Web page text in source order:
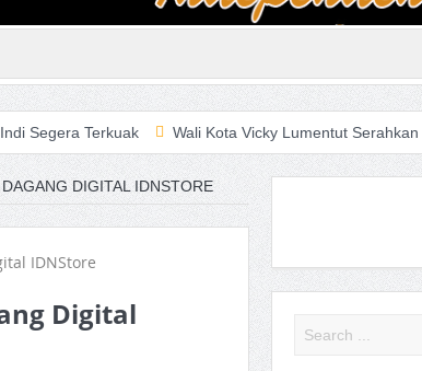
Wali Kota Vicky Lumentut Serahkan LKPD 2019
DIGITAL IDNSTORE
Digital